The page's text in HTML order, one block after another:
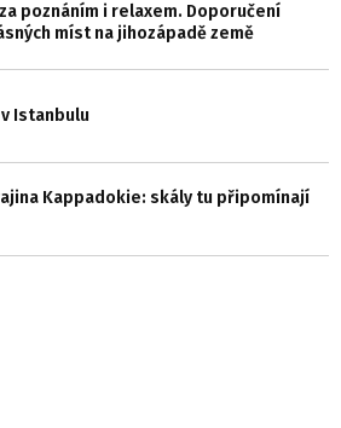
poznáním i relaxem. Doporučení
míst na jihozápadě země
Istanbulu
Kappadokie: skály tu připomínají